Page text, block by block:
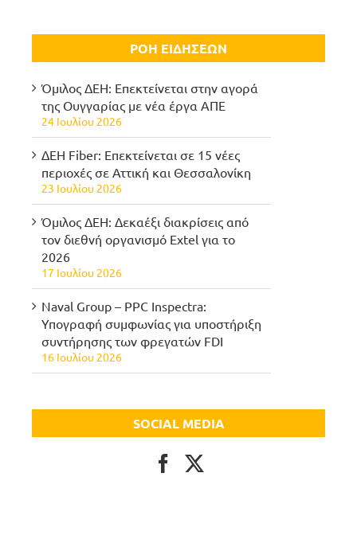
ΡΟΗ ΕΙΔΗΣΕΩΝ
Όμιλος ΔΕΗ: Επεκτείνεται στην αγορά
της Ουγγαρίας με νέα έργα ΑΠΕ
24 Ιουλίου 2026
ΔΕΗ Fiber: Επεκτείνεται σε 15 νέες
περιοχές σε Αττική και Θεσσαλονίκη
23 Ιουλίου 2026
Όμιλος ΔΕΗ: Δεκαέξι διακρίσεις από
τον διεθνή οργανισμό Extel για το
2026
17 Ιουλίου 2026
Naval Group – PPC Inspectra:
Υπογραφή συμφωνίας για υποστήριξη
συντήρησης των φρεγατών FDI
16 Ιουλίου 2026
SOCIAL MEDIA